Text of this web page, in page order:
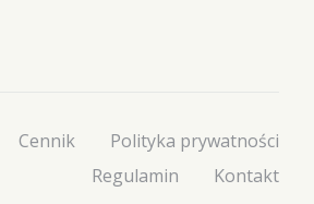
Cennik
Polityka prywatności
Regulamin
Kontakt